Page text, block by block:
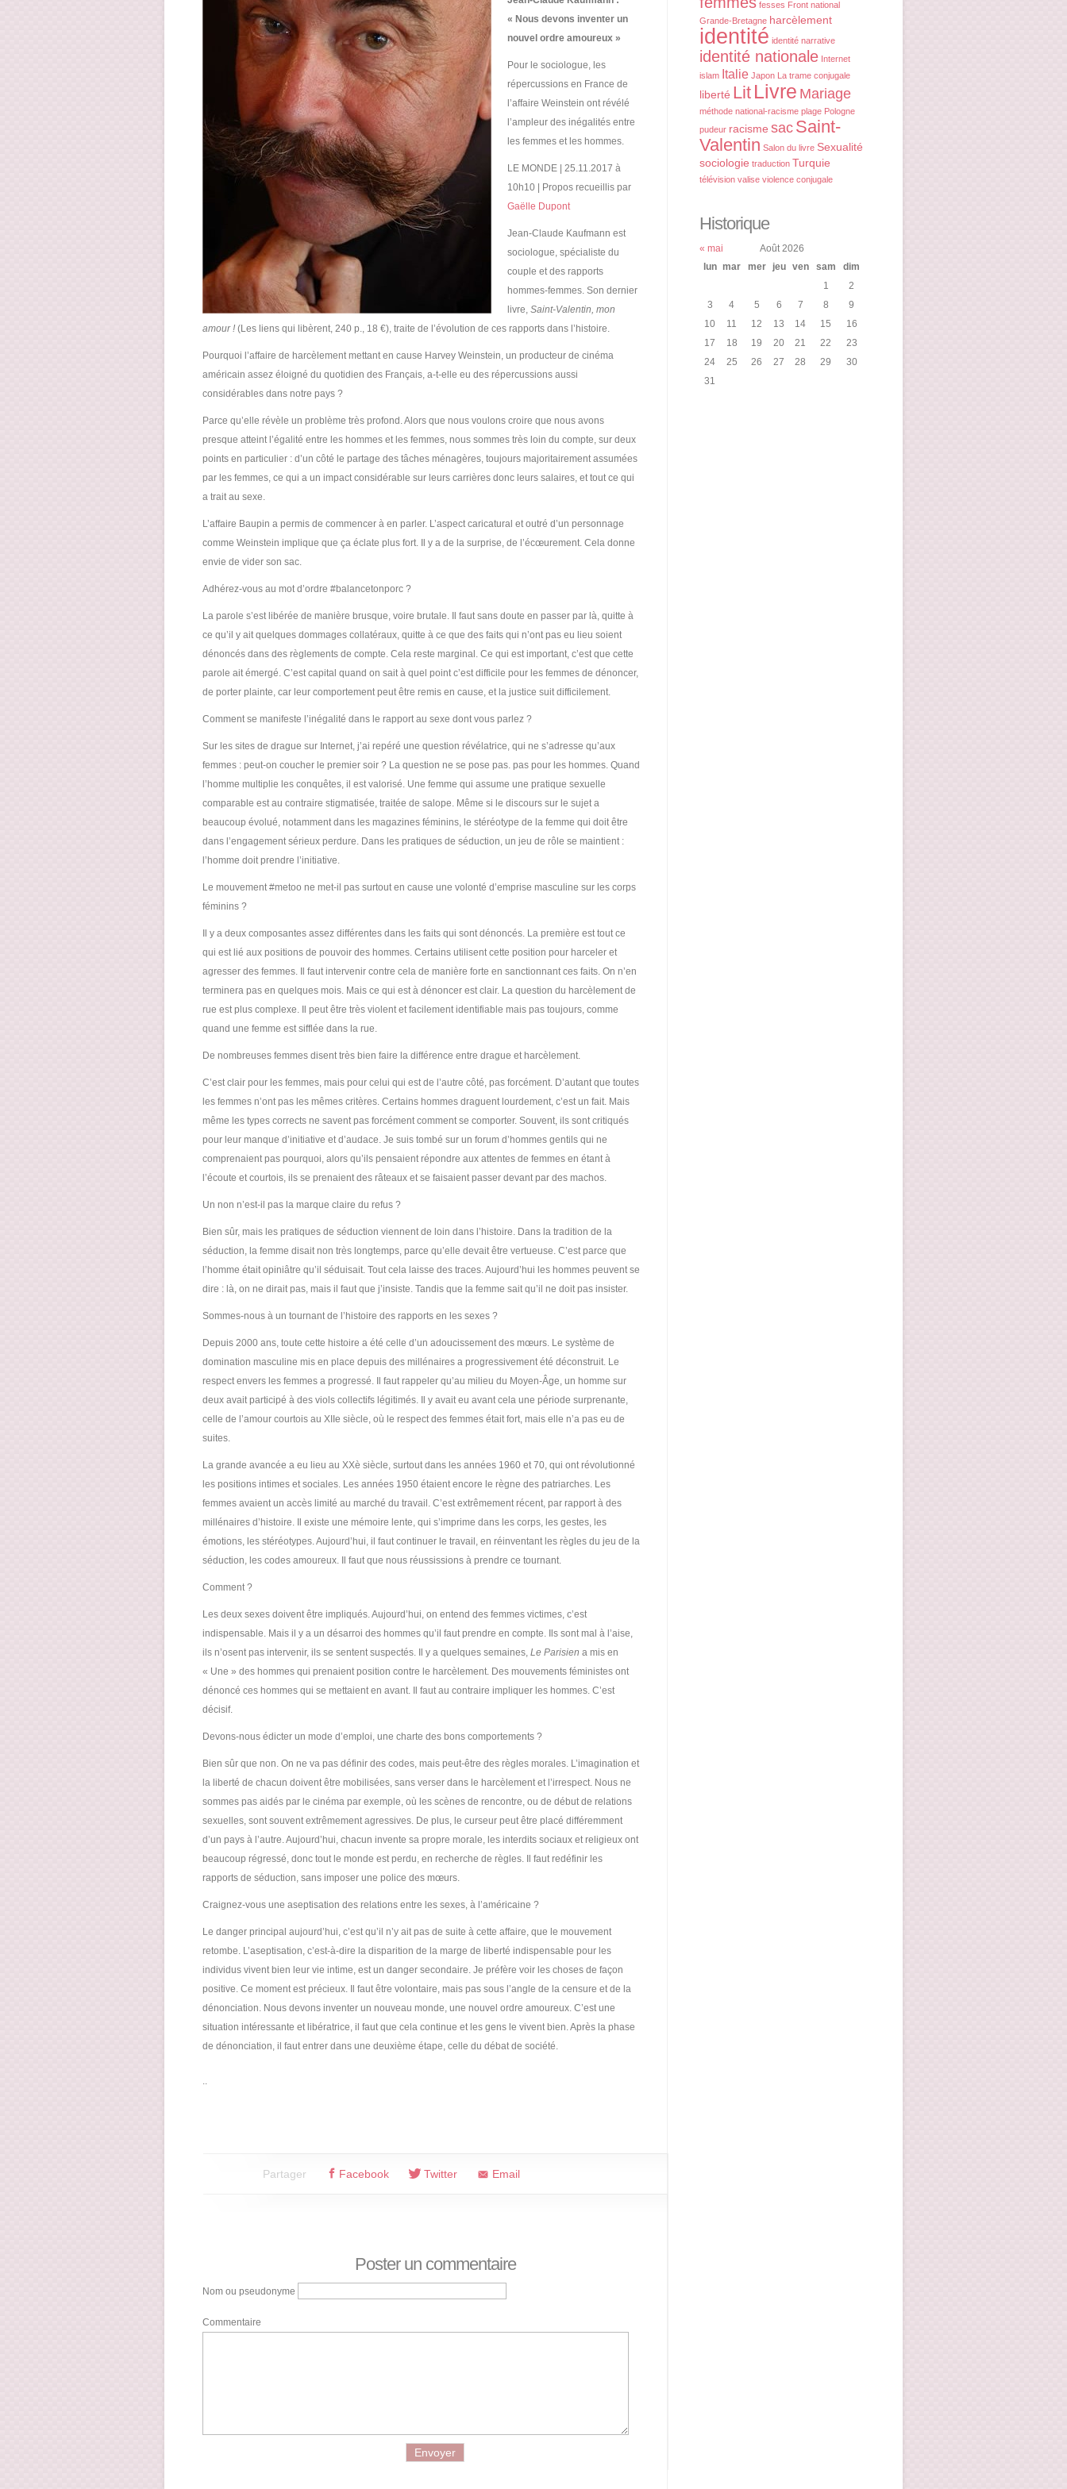
« Nous devons inventer un
nouvel ordre amoureux »
Pour le sociologue, les
répercussions en France de
l’affaire Weinstein ont révélé
l’ampleur des inégalités entre
les femmes et les hommes.
LE MONDE | 25.11.2017 à
10h10 | Propos recueillis par
Gaëlle Dupont
Jean-Claude Kaufmann est
sociologue, spécialiste du
couple et des rapports
hommes-femmes. Son dernier
livre, Saint-Valentin, mon
amour ! (Les liens qui libèrent, 240 p., 18 €), traite de l’évolution de ces rapports dans l’histoire.
Pourquoi l’affaire de harcèlement mettant en cause Harvey Weinstein, un producteur de cinéma
américain assez éloigné du quotidien des Français, a-t-elle eu des répercussions aussi
considérables dans notre pays ?
Parce qu’elle révèle un problème très profond. Alors que nous voulons croire que nous avons
presque atteint l’égalité entre les hommes et les femmes, nous sommes très loin du compte, sur deux
points en particulier : d’un côté le partage des tâches ménagères, toujours majoritairement assumées
par les femmes, ce qui a un impact considérable sur leurs carrières donc leurs salaires, et tout ce qui
a trait au sexe.
L’affaire Baupin a permis de commencer à en parler. L’aspect caricatural et outré d’un personnage
comme Weinstein implique que ça éclate plus fort. Il y a de la surprise, de l’écœurement. Cela donne
envie de vider son sac.
Adhérez-vous au mot d’ordre #balancetonporc ?
La parole s’est libérée de manière brusque, voire brutale. Il faut sans doute en passer par là, quitte à
ce qu’il y ait quelques dommages collatéraux, quitte à ce que des faits qui n’ont pas eu lieu soient
dénoncés dans des règlements de compte. Cela reste marginal. Ce qui est important, c’est que cette
parole ait émergé. C’est capital quand on sait à quel point c’est difficile pour les femmes de dénoncer,
de porter plainte, car leur comportement peut être remis en cause, et la justice suit difficilement.
Comment se manifeste l’inégalité dans le rapport au sexe dont vous parlez ?
Sur les sites de drague sur Internet, j’ai repéré une question révélatrice, qui ne s’adresse qu’aux
femmes : peut-on coucher le premier soir ? La question ne se pose pas. pas pour les hommes. Quand
l’homme multiplie les conquêtes, il est valorisé. Une femme qui assume une pratique sexuelle
comparable est au contraire stigmatisée, traitée de salope. Même si le discours sur le sujet a
beaucoup évolué, notamment dans les magazines féminins, le stéréotype de la femme qui doit être
dans l’engagement sérieux perdure. Dans les pratiques de séduction, un jeu de rôle se maintient :
l’homme doit prendre l’initiative.
Le mouvement #metoo ne met-il pas surtout en cause une volonté d’emprise masculine sur les corps
féminins ?
Il y a deux composantes assez différentes dans les faits qui sont dénoncés. La première est tout ce
qui est lié aux positions de pouvoir des hommes. Certains utilisent cette position pour harceler et
agresser des femmes. Il faut intervenir contre cela de manière forte en sanctionnant ces faits. On n’en
terminera pas en quelques mois. Mais ce qui est à dénoncer est clair. La question du harcèlement de
rue est plus complexe. Il peut être très violent et facilement identifiable mais pas toujours, comme
quand une femme est sifflée dans la rue.
De nombreuses femmes disent très bien faire la différence entre drague et harcèlement.
C’est clair pour les femmes, mais pour celui qui est de l’autre côté, pas forcément. D’autant que toutes
les femmes n’ont pas les mêmes critères. Certains hommes draguent lourdement, c’est un fait. Mais
même les types corrects ne savent pas forcément comment se comporter. Souvent, ils sont critiqués
pour leur manque d’initiative et d’audace. Je suis tombé sur un forum d’hommes gentils qui ne
comprenaient pas pourquoi, alors qu’ils pensaient répondre aux attentes de femmes en étant à
l’écoute et courtois, ils se prenaient des râteaux et se faisaient passer devant par des machos.
Un non n’est-il pas la marque claire du refus ?
Bien sûr, mais les pratiques de séduction viennent de loin dans l’histoire. Dans la tradition de la
séduction, la femme disait non très longtemps, parce qu’elle devait être vertueuse. C’est parce que
l’homme était opiniâtre qu’il séduisait. Tout cela laisse des traces. Aujourd’hui les hommes peuvent se
dire : là, on ne dirait pas, mais il faut que j’insiste. Tandis que la femme sait qu’il ne doit pas insister.
Sommes-nous à un tournant de l’histoire des rapports en les sexes ?
Depuis 2000 ans, toute cette histoire a été celle d’un adoucissement des mœurs. Le système de
domination masculine mis en place depuis des millénaires a progressivement été déconstruit. Le
respect envers les femmes a progressé. Il faut rappeler qu’au milieu du Moyen-Âge, un homme sur
deux avait participé à des viols collectifs légitimés. Il y avait eu avant cela une période surprenante,
celle de l’amour courtois au XIIe siècle, où le respect des femmes était fort, mais elle n’a pas eu de
suites.
La grande avancée a eu lieu au XXè siècle, surtout dans les années 1960 et 70, qui ont révolutionné
les positions intimes et sociales. Les années 1950 étaient encore le règne des patriarches. Les
femmes avaient un accès limité au marché du travail. C’est extrêmement récent, par rapport à des
millénaires d’histoire. Il existe une mémoire lente, qui s’imprime dans les corps, les gestes, les
émotions, les stéréotypes. Aujourd’hui, il faut continuer le travail, en réinventant les règles du jeu de la
séduction, les codes amoureux. Il faut que nous réussissions à prendre ce tournant.
Comment ?
Les deux sexes doivent être impliqués. Aujourd’hui, on entend des femmes victimes, c’est
indispensable. Mais il y a un désarroi des hommes qu’il faut prendre en compte. Ils sont mal à l’aise,
ils n’osent pas intervenir, ils se sentent suspectés. Il y a quelques semaines, Le Parisien a mis en
« Une » des hommes qui prenaient position contre le harcèlement. Des mouvements féministes ont
dénoncé ces hommes qui se mettaient en avant. Il faut au contraire impliquer les hommes. C’est
décisif.
Devons-nous édicter un mode d’emploi, une charte des bons comportements ?
Bien sûr que non. On ne va pas définir des codes, mais peut-être des règles morales. L’imagination et
la liberté de chacun doivent être mobilisées, sans verser dans le harcèlement et l’irrespect. Nous ne
sommes pas aidés par le cinéma par exemple, où les scènes de rencontre, ou de début de relations
sexuelles, sont souvent extrêmement agressives. De plus, le curseur peut être placé différemment
d’un pays à l’autre. Aujourd’hui, chacun invente sa propre morale, les interdits sociaux et religieux ont
beaucoup régressé, donc tout le monde est perdu, en recherche de règles. Il faut redéfinir les
rapports de séduction, sans imposer une police des mœurs.
Craignez-vous une aseptisation des relations entre les sexes, à l’américaine ?
Le danger principal aujourd’hui, c’est qu’il n’y ait pas de suite à cette affaire, que le mouvement
retombe. L’aseptisation, c’est-à-dire la disparition de la marge de liberté indispensable pour les
individus vivent bien leur vie intime, est un danger secondaire. Je préfère voir les choses de façon
positive. Ce moment est précieux. Il faut être volontaire, mais pas sous l’angle de la censure et de la
dénonciation. Nous devons inventer un nouveau monde, une nouvel ordre amoureux. C’est une
situation intéressante et libératrice, il faut que cela continue et les gens le vivent bien. Après la phase
de dénonciation, il faut entrer dans une deuxième étape, celle du débat de société.
..
Partager Facebook Twitter Email
Poster un commentaire
Nom ou pseudonyme
Commentaire
fesses Front national
Grande-Bretagne harcèlement
identité identité narrative
identité nationale Internet
islam Italie Japon La trame conjugale
liberté Lit Livre Mariage
méthode national-racisme plage Pologne
pudeur racisme sac Saint-
Valentin Salon du livre Sexualité
sociologie traduction Turquie
télévision valise violence conjugale
Historique
« mai
Août 2026
lun mar mer jeu ven sam
dim
1
2
3
4 5 6 7 8
9
10
11 12 13 14 15
16
17
18 19 20 21 22
23
24
25 26 27 28 29
30
31